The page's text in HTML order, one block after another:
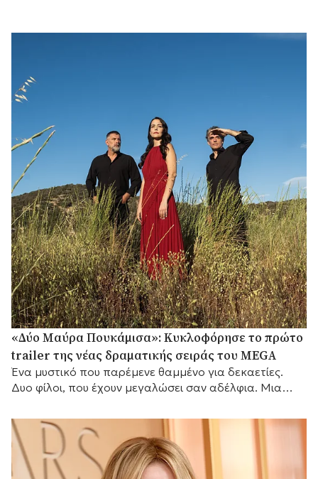
«Δύο Μαύρα Πουκάμισα»: Κυκλοφόρησε το πρώτο
trailer της νέας δραματικής σειράς του MEGA
Ένα μυστικό που παρέμενε θαμμένο για δεκαετίες.
Δυο φίλοι, που έχουν μεγαλώσει σαν αδέλφια. Μια